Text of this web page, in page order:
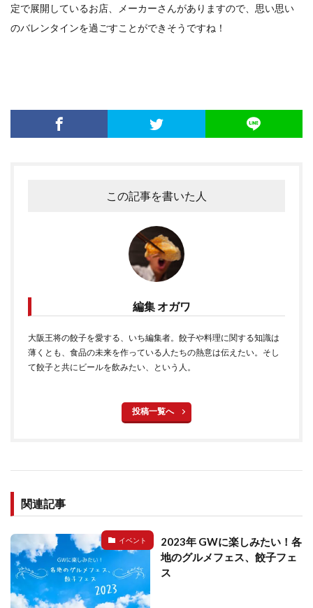
定で展開しているお店、メーカーさんがありますので、思い思い
のバレンタインを過ごすことができそうですね！
この記事を書いた人
編集 オガワ
大阪王将の餃子を愛する、いち編集者。餃子や料理に関する知識は
薄くとも、食品の未来を作っている人たちの熱意は伝えたい。そし
て餃子と共にビールを飲みたい、という人。
投稿一覧へ
関連記事
イベント
2023年 GWに楽しみたい！各
地のグルメフェス、餃子フェ
ス